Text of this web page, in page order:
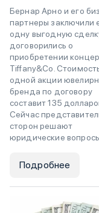
Бернар Арно и его
партнеры заключили
одну выгодную
договорились о
приобретении
Tiffany&Co.
одной акции
бренда по договору
составит 135
Сейчас
сторон решают
юридические
Подробнее